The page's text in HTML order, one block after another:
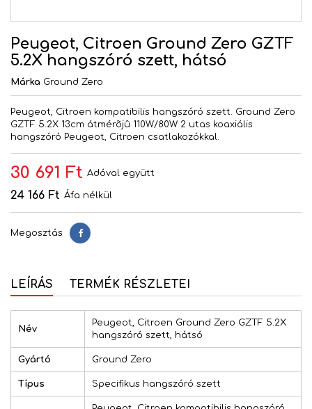
Peugeot, Citroen Ground Zero GZTF
5.2X hangszóró szett, hátsó
Márka Ground Zero
Peugeot, Citroen kompatibilis hangszóró szett. Ground Zero
GZTF 5.2X 13cm átmérõjû 110W/80W 2 utas koaxiális
hangszóró Peugeot, Citroen csatlakozókkal.
30 691 Ft Adóval együtt
24 166 Ft Áfa nélkül
Megosztás Megosztás
LEÍRÁS TERMÉK RÉSZLETEI
Név
Peugeot, Citroen Ground Zero GZTF 5.2X
hangszóró szett, hátsó
Gyártó Ground Zero
Típus Specifikus hangszóró szett